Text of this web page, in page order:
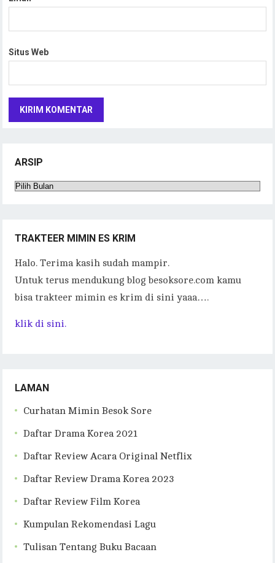
Situs Web
ARSIP
Arsip
TRAKTEER MIMIN ES KRIM
Halo. Terima kasih sudah mampir.
Untuk terus mendukung blog besoksore.com kamu
bisa trakteer mimin es krim di sini yaaa….
klik di sini.
LAMAN
Curhatan Mimin Besok Sore
Daftar Drama Korea 2021
Daftar Review Acara Original Netflix
Daftar Review Drama Korea 2023
Daftar Review Film Korea
Kumpulan Rekomendasi Lagu
Tulisan Tentang Buku Bacaan